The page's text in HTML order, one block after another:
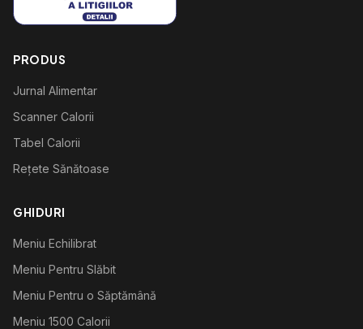
PRODUS
Jurnal Alimentar
Scanner Calorii
Tabel Calorii
Rețete Sănătoase
GHIDURI
Meniu Echilibrat
Meniu Pentru Slăbit
Meniu Pentru o Săptămână
Meniu 1500 Calorii